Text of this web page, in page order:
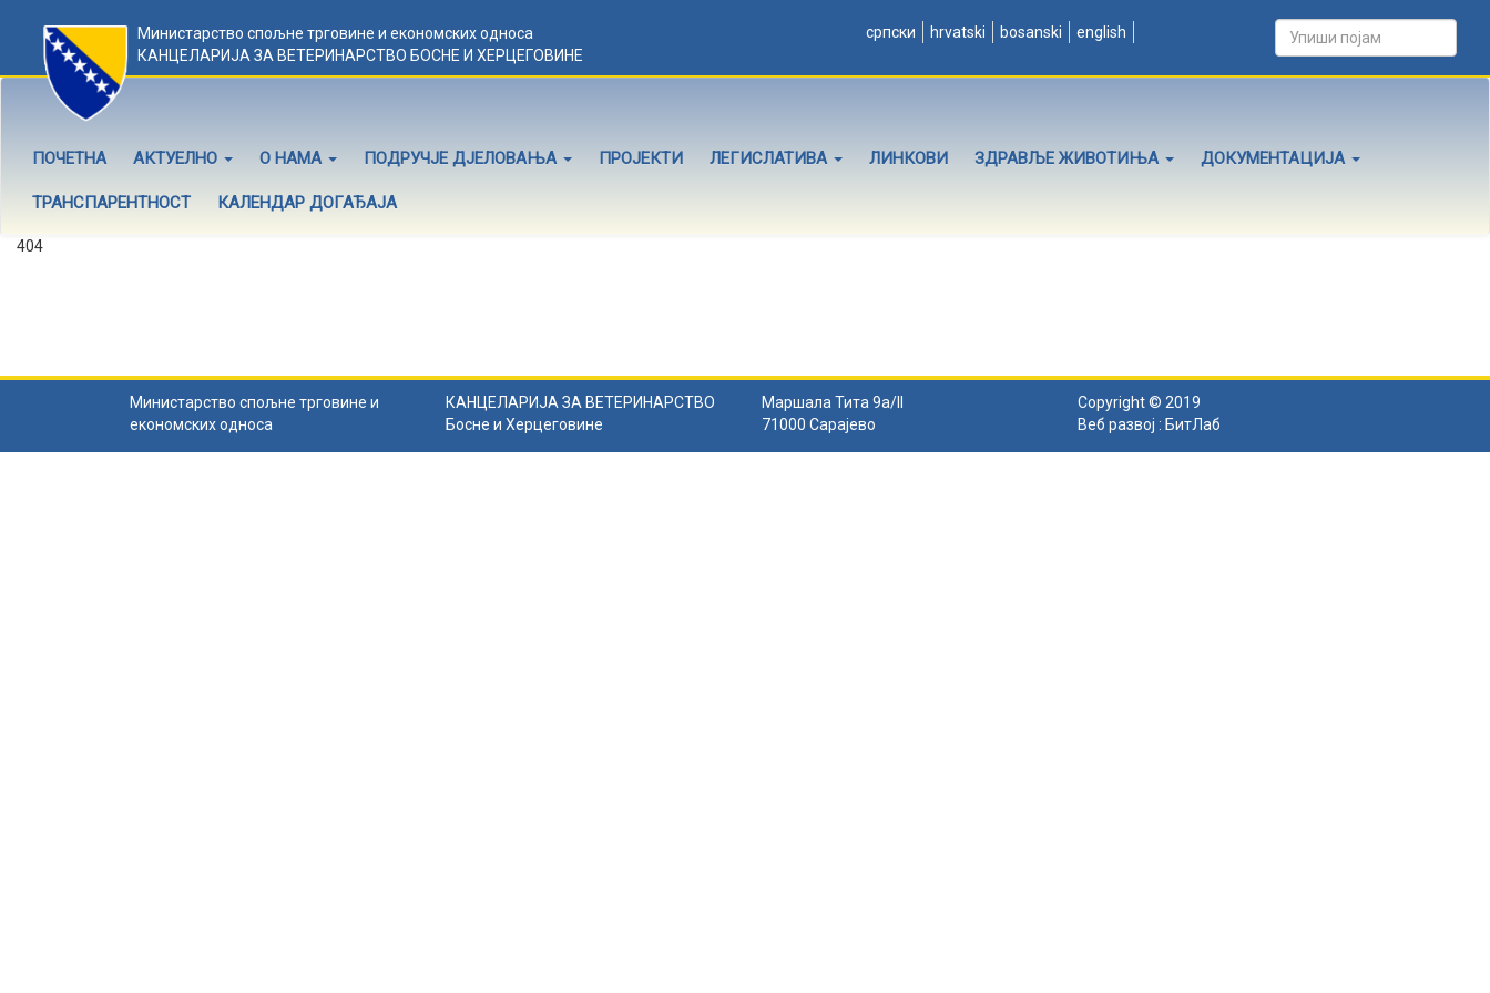
Министарство спољне трговине и економских односа
КАНЦЕЛАРИЈА ЗА ВЕТЕРИНАРСТВО БОСНЕ И ХЕРЦЕГОВИНЕ
српски hrvatski bosanski english
ПОЧЕТНА АКТУЕЛНО О НАМА ПОДРУЧЈЕ ДЈЕЛОВАЊА ПРОЈЕКТИ ЛЕГИСЛАТИВА ЛИНКОВИ ЗДРАВЉЕ ЖИВОТИЊА ДОКУМЕНТАЦИЈА
ТРАНСПАРЕНТНОСТ КАЛЕНДАР ДОГАЂАЈА
404
Министарство спољне трговине и
економских односа
КАНЦЕЛАРИЈА ЗА ВЕТЕРИНАРСТВО
Босне и Херцеговине
Маршала Тита 9а/II
71000 Сарајево
Copyright © 2019
Веб развој : БитЛаб